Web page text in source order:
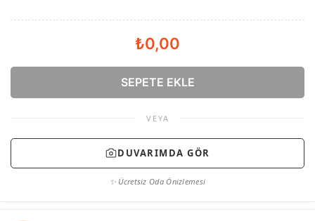
₺0,00
SEPETE EKLE
VEYA
DUVARIMDA GÖR
✨ Ücretsiz Oda Önizlemesi